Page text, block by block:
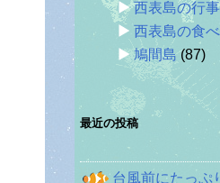
西表島の行事
西表島の食
鳩間島 (87)
最近の投稿
台風前にたっぷ